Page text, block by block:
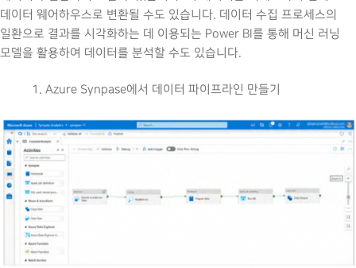
데이터 웨어하우스로 변환될 수도 있습니다. 데이터 수집 프로세스의
일환으로 결과를 시각화하는 데 이용되는 Power BI를 통해 머신 러닝
모델을 활용하여 데이터를 분석할 수도 있습니다.
1. Azure Synpase에서 데이터 파이프라인 만들기